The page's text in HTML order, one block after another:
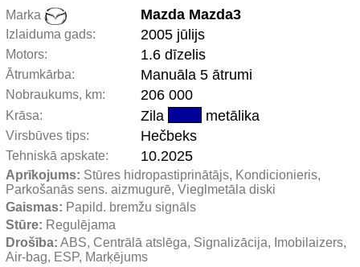
Marka Mazda Mazda3
Izlaiduma gads: 2005 jūlijs
Motors: 1.6 dīzelis
Ātrumkārba: Manuāla 5 ātrumi
Nobraukums, km: 206 000
Krāsa: Zila metālika
Virsbūves tips: Hečbeks
Tehniskā apskate: 10.2025
Aprīkojums: Stūres hidropastiprinātājs, Kondicionieris,
Parkošanās sens. aizmugurē, Vieglmetāla diski
Gaismas: Papild. bremžu signāls
Stūre: Regulējama
Drošība: ABS, Centrālā atslēga, Signalizācija, Imobilaizers,
Air-bag, ESP, Marķējums